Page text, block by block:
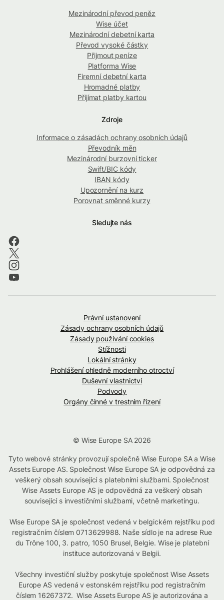
Mezinárodní převod peněz
Wise účet
Mezinárodní debetní karta
Převod vysoké částky
Přijmout peníze
Platforma Wise
Firemní debetní karta
Hromadné platby
Přijímat platby kartou
Zdroje
Informace o zásadách ochrany osobních údajů
Převodník měn
Mezinárodní burzovní ticker
Swift/BIC kódy
IBAN kódy
Upozornění na kurz
Porovnat směnné kurzy
Sledujte nás
Právní ustanovení
Zásady ochrany osobních údajů
Zásady používání cookies
Stížnosti
Lokální stránky
Prohlášení ohledně moderního otroctví
Duševní vlastnictví
Podvody
Orgány činné v trestním řízení
© Wise Europe SA 2026
Tyto webové stránky provozují společně Wise Europe SA a Wise
Assets Europe AS. Společnost Wise Europe SA je odpovědná za
veškerý obsah související s platebními službami. Společnost
Wise Assets Europe AS je odpovědná za veškerý obsah
související s investičními službami, včetně marketingu.
Wise Europe SA je společnost vedená v belgickém rejstříku pod
registračním číslem 0713629988. Naše sídlo je na adrese Rue
du Trône 100, 3. patro, 1050 Brusel, Belgie. Wise je platební
instituce autorizovaná v Belgii.
Všechny investiční služby poskytuje společnost Wise Assets
Europe AS vedená v estonském rejstříku pod registračním
číslem 16267372. Wise Assets Europe AS je autorizována a